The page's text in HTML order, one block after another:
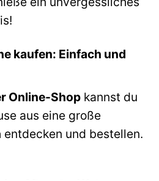
kaufen: Einfach und
Online-Shop kannst du
aus eine große
entdecken und bestellen.